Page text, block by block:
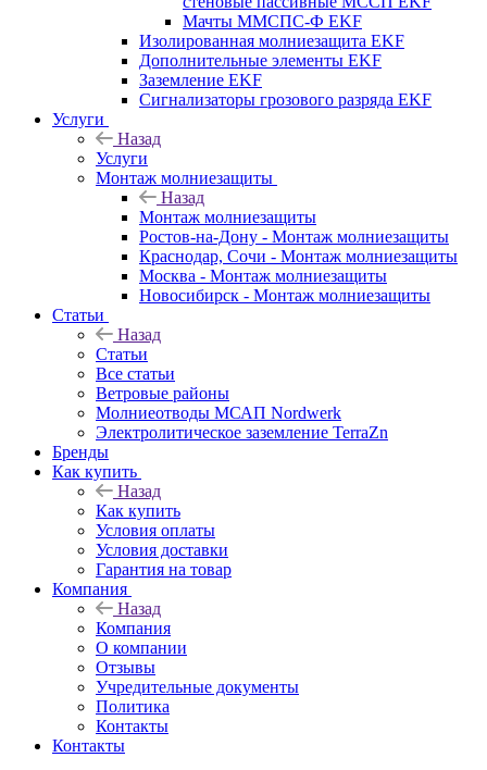
Мачты ММСПС-Ф EKF
Изолированная молниезащита EKF
Дополнительные элементы EKF
Заземление EKF
Сигнализаторы грозового разряда EKF
Услуги
Назад
Услуги
Монтаж молниезащиты
Назад
Монтаж молниезащиты
Ростов-на-Дону - Монтаж молниезащиты
Краснодар, Сочи - Монтаж молниезащиты
Москва - Монтаж молниезащиты
Новосибирск - Монтаж молниезащиты
Статьи
Назад
Статьи
Все статьи
Ветровые районы
Молниеотводы МСАП Nordwerk
Электролитическое заземление TerraZn
Бренды
Как купить
Назад
Как купить
Условия оплаты
Условия доставки
Гарантия на товар
Компания
Назад
Компания
О компании
Отзывы
Учредительные документы
Политика
Контакты
Контакты